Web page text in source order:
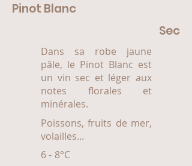
Pinot Blanc
Sec
Dans sa robe jaune
pâle, le Pinot Blanc est
un vin sec et léger aux
notes florales et
minérales.
Poissons, fruits de mer,
volailles...
6 - 8°C